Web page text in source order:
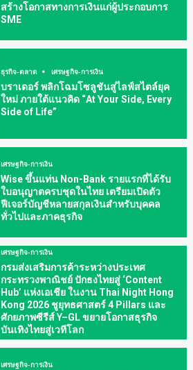
สร้างโอกาสทางการเงินแก่ผู้ประกอบการ
SME
ธุรกิจ-ตลาด เศรษฐกิจ-การเงิน
บราเดอร์ พลิกโฉมโซลูชันสู่ไลฟ์สไตล์ยุค
ใหม่ ภายใต้แนวคิด “At Your Side, Every
Side of Life”
เศรษฐกิจ-การเงิน
Wise ขึ้นแท่น Non-Bank รายแรกที่ได้รับ
ใบอนุญาตครบชุดในไทย เตรียมเปิดตัว
ฟีเจอร์บัญชีหลายสกุลเงินสำหรับบุคคล
ทั่วไปและภาคธุรกิจ
เศรษฐกิจ-การเงิน
กรมส่งเสริมการค้าระหว่างประเทศ
กระทรวงพาณิชย์ ปักธงไทยสู่ ‘Content
Hub’ แห่งเอเชีย ในงาน Thai Night Hong
Kong 2026 ชูยุทธศาสตร์ 4 Pillars และ
ศักยภาพซีรีส์ Y–GL ขยายโอกาสธุรกิจ
บันเทิงไทยสู่เวทีโลก
เศรษฐกิจ-การเงิน